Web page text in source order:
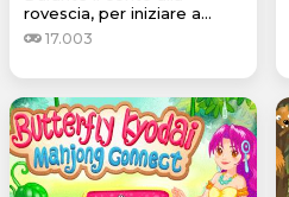
rovescia, per iniziare a...
17.003